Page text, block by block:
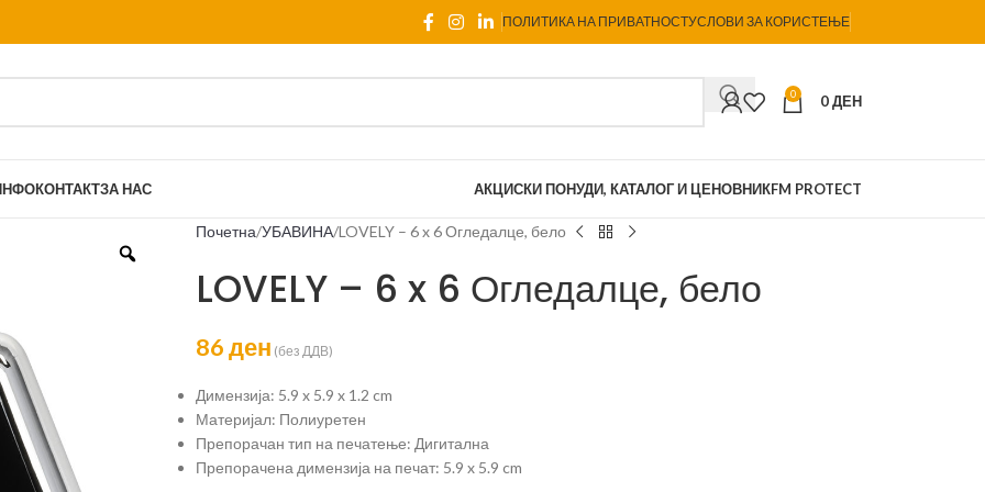
ПОЛИТИКА НА ПРИВАТНОСТУСЛОВИ ЗА КОРИСТЕЊЕ
0 0ДЕН
КОНТАКТЗА НАС АКЦИСКИ ПОНУДИ, КАТАЛОГ И ЦЕНОВНИКFM PROTECT
Почетна УБАВИНА LOVELY – 6 x 6 Огледалце, бело
LOVELY – 6 x 6 Огледалце, бело
86ден (без ДДВ)
Димензија: 5.9 x 5.9 x 1.2 cm
Материјал: Полиуретен
Препорачан тип на печатење: Дигитална
Препорачена димензија на печат: 5.9 x 5.9 cm